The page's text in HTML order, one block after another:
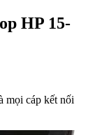
HP 15-
mọi cáp kết nối